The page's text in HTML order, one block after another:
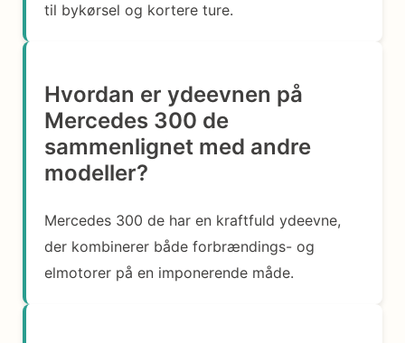
til bykørsel og kortere ture.
Hvordan er ydeevnen på
Mercedes 300 de
sammenlignet med andre
modeller?
Mercedes 300 de har en kraftfuld ydeevne,
der kombinerer både forbrændings- og
elmotorer på en imponerende måde.